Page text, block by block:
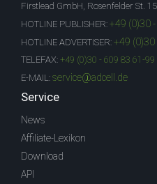
Firstlead GmbH, Rosenfelder St.
HOTLINE PUBLISHER: +49 (0)30
HOTLINE ADVERTISER: +49 (0)30
TELEFAX: +49 (0)30 - 609 83 61-99
E-MAIL: service@adcell.de
Service
News
Affiliate-Lexikon
Download
API